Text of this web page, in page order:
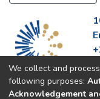
We collect and
following purposes:
Acknowledgement